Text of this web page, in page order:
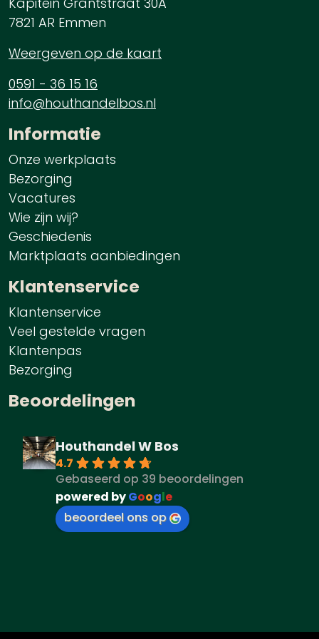
7821 AR Emmen
Weergeven op de kaart
0591 - 36 15 16
info@houthandelbos.nl
Informatie
Onze werkplaats
Bezorging
Vacatures
Wie zijn wij?
Geschiedenis
Marktplaats aanbiedingen
Klantenservice
Klantenservice
Veel gestelde vragen
Klantenpas
Bezorging
Beoordelingen
Houthandel W Bos
4.7
Gebaseerd op 39 beoordelingen
powered byGoogle
beoordeel ons op